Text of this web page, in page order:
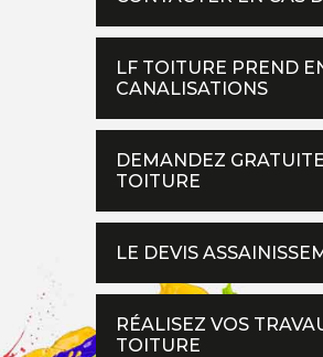
LF TOITURE PREND
CANALISATIONS
DEMANDEZ
TOITURE
LE DEVIS
RÉALISEZ VOS
TOITURE